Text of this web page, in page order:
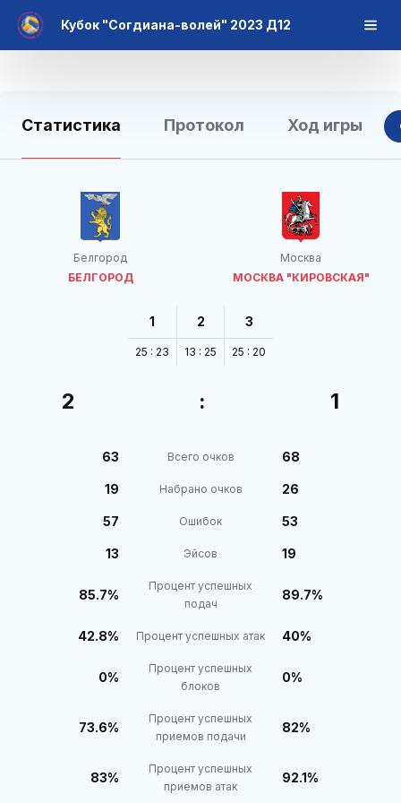
Кубок "Согдиана-волей" 2023 Д12
Статистика Протокол Ход игры
Белгород
БЕЛГОРОД
Москва
МОСКВА "КИРОВСКАЯ"
1
25 : 23
2
13 : 25
3
25 : 20
2 : 1
63 Всего очков 68
19 Набрано очков 26
57 Ошибок 53
13 Эйсов 19
85.7%
Процент успешных
подач
89.7%
42.8% Процент успешных атак 40%
0%
Процент успешных
блоков
0%
73.6%
Процент успешных
приемов подачи
82%
83%
Процент успешных
приемов атак
92.1%